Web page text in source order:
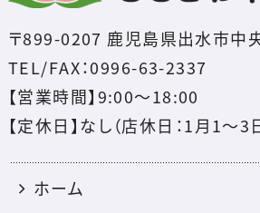
〒899-0207 鹿児島県出水市中
TEL/FAX：0996-63-2337
【営業時間】9:00～18:00
【定休日】なし（店休日：1月1〜3
ホーム